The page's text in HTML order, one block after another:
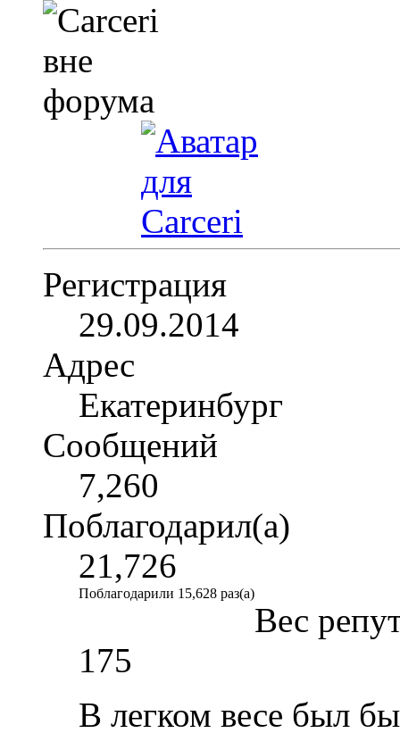
Регистрация
29.09.2014
Адрес
Екатеринбург
Сообщений
7,260
Поблагодарил(а)
21,726
Поблагодарили 15,628 раз(а)
Вес
175
В легком весе был